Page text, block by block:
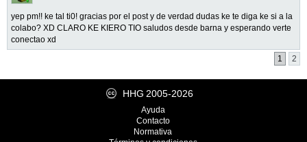
yep pm!! ke tal ti0! gracias por el post y de verdad dudas ke te diga ke si a la
colabo? XD CLARO KE KIERO TIO saludos desde barna y esperando verte
conectao xd
1
2
HHG 2005-2026
Ayuda
Contacto
Normativa